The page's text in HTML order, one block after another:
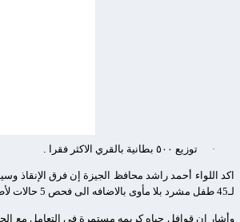
· توزيع ٥٠٠ بطانية بالقري الاكثر فقرا .
اكد اللواء أحمد راشد محافظ الجيزة إن فرق الإنقاذ
لـ45 طفل مشرد بلا مأوى بالاضافه الى فحص 5 حالات لأطفال عماله وتم تقديم المساعدات اللازمة لهم وايداع طفل لا ماوى له بدور رعاية
وأشار ان قوافل حياه كريمه مستمرة في التعامل مع